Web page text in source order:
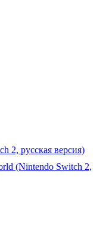
2, русская версия)
(Nintendo Switch 2,